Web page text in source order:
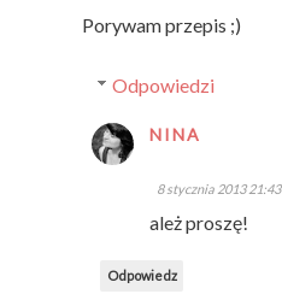
Porywam przepis ;)
Odpowiedzi
NINA
8 stycznia 2013 21:43
ależ proszę!
Odpowiedz